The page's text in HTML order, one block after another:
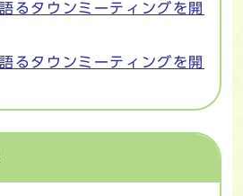
るタウンミーティングを開
るタウンミーティングを開